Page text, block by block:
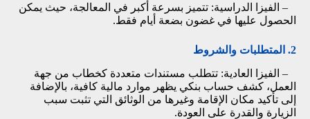
– الفيزا الدراسية: تتميز بسرعة أكبر في المعالجة، حيث يمكن
الحصول عليها في غضون بضعة أيام فقط.
2. المتطلبات والشروط
– الفيزا العادية: تتطلب مستندات متعددة كخطاب من جهة
العمل، كشف حساب بنكي يظهر موارد مالية كافية، بالإضافة
إلى تأكيد مكان الإقامة وغيرها من الوثائق التي تثبت سبب
الزيارة والقدرة على العودة.